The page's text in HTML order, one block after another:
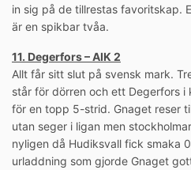
in sig på de tillrestas favoritskap.
är en spikbar tvåa.
11. Degerfors – AIK 2
Allt får sitt slut på svensk mark.
står för dörren och ett Degerfors i
för en topp 5-strid. Gnaget reser
utan seger i ligan men
nyligen då Hudiksvall fick smaka
urladdning som gjorde Gnaget